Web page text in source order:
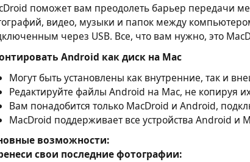
поможет вам преодолеть барьер передачи
видео, музыки и папок между
через USB. Все, что вам нужно, это
Android как диск на Mac
Могут быть установлены как внутренние, так и
Редактируйте файлы Android на Mac, не копируя
Вам понадобится только MacDroid и Android,
MacDroid поддерживает все устройства Android и
возможности:
свои последние фотографии: